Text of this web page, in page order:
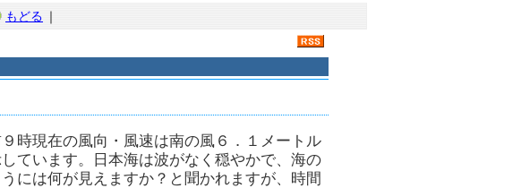
もどる ｜
時現在の風向・風速は南の風６．１メートル
ています。日本海は波がなく穏やかで、海の
には何が見えますか？と聞かれますが、時間